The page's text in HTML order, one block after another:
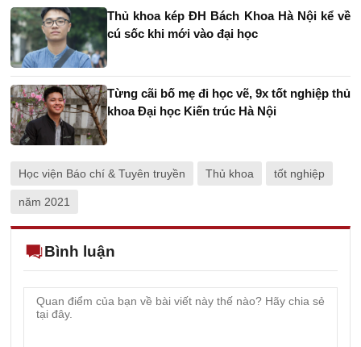
Thủ khoa kép ĐH Bách Khoa Hà Nội kể về
cú sốc khi mới vào đại học
Từng cãi bố mẹ đi học vẽ, 9x tốt nghiệp thủ
khoa Đại học Kiến trúc Hà Nội
Học viện Báo chí & Tuyên truyền Thủ khoa tốt nghiệp
năm 2021
Bình luận